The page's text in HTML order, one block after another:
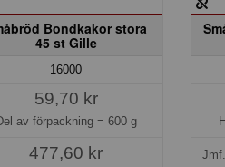
Bondkakor stora
45 st Gille
16000
59,70 kr
av förpackning = 600 g
477,60 kr